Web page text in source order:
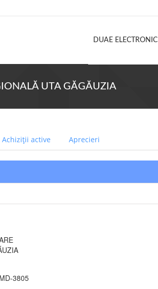
DUAE ELECTRONIC
UTA GĂGĂUZIA
Achiziții active Aprecieri
3805